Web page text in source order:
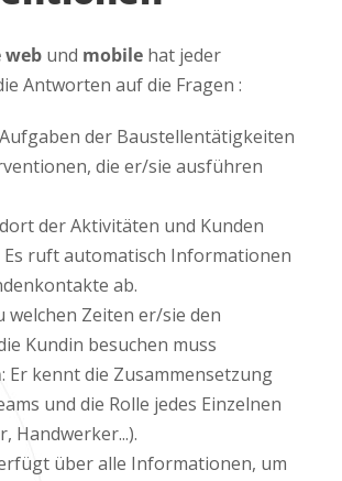
web und mobile hat jeder
Antworten auf die Fragen :
der Baustellentätigkeiten
die er/sie ausführen
der Aktivitäten und Kunden
Es ruft automatisch Informationen
ab.
welchen Zeiten er/sie den
Kundin besuchen muss
: Er kennt die Zusammensetzung
und die Rolle jedes Einzelnen
Handwerker...).
über alle Informationen, um